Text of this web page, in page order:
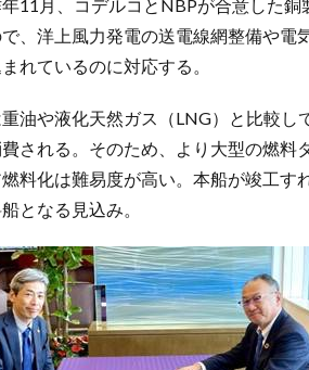
11月、コデルコとNBPが合意した
、洋上風力発電の送電線網整備や
れているのに対応する。
油や液化天然ガス（LNG）と比較
される。そのため、より大型の燃
料化は難易度が高い。本船が竣工
となる見込み。